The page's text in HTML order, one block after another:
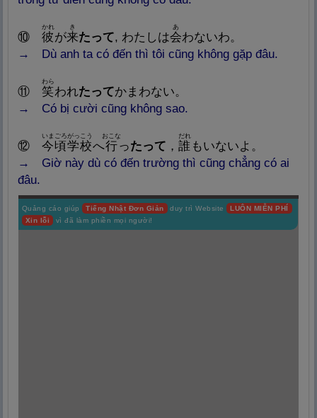
⑩ 彼
phương
かれ
が来
き
たって, わたしは会
あ
わないわ。
→ Dù anh ta có đến thì tôi cũng không gặp đâu.
⑪ 笑
わら
われたってかまわない。
→ Có bị cười cũng không sao.
⑫ 今頃
Vụt chốc. Một âm là khuynh.
Lại một âm là khuể.
学校
いまごろがっこう
へ行
HÀNH, HẠNH, HÀNG,
HẠNG
おこな
ったって ， 誰
だれ
もいないよ 。
→ Giờ này dù có đến trường thì cũng chẳng có ai
đâu.
Quảng cáo giúp Tiếng Nhật Đơn Giản duy trì Website LUÔN MIỄN PHÍ
Xin lỗi
vì đã làm phiền mọi người!